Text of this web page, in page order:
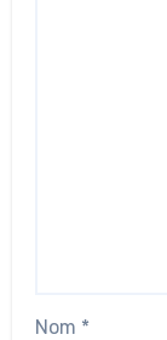
Nom *